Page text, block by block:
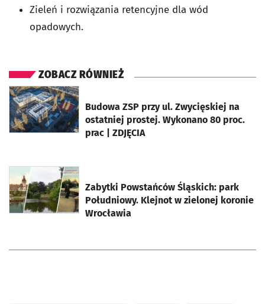
Zieleń i rozwiązania retencyjne dla wód
opadowych.
ZOBACZ RÓWNIEŻ
Budowa ZSP przy ul. Zwycięskiej na
ostatniej prostej. Wykonano 80 proc.
prac | ZDJĘCIA
otworzy się w nowej karcie
Zabytki Powstańców Śląskich: park
Południowy. Klejnot w zielonej koronie
Wrocławia
otworzy się w nowej karcie